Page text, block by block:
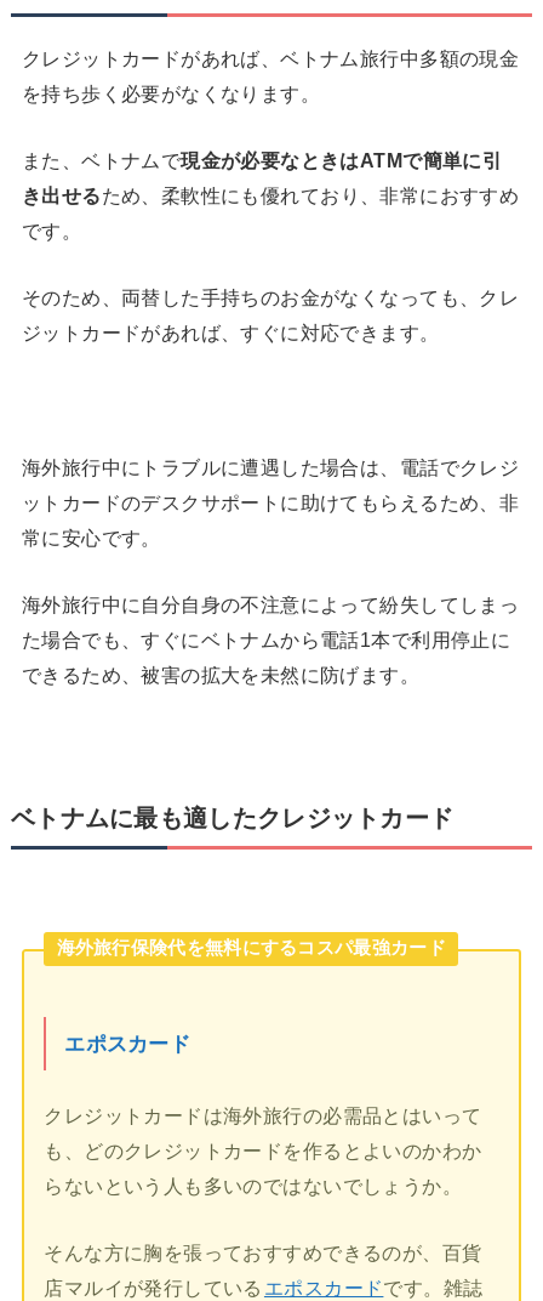
クレジットカードがあれば、ベトナム旅行中多額の現金
を持ち歩く必要がなくなります。
また、ベトナムで現金が必要なときはATMで簡単に引
き出せるため、柔軟性にも優れており、非常におすすめ
です。
そのため、両替した手持ちのお金がなくなっても、クレ
ジットカードがあれば、すぐに対応できます。
海外旅行中にトラブルに遭遇した場合は、電話でクレジ
ットカードのデスクサポートに助けてもらえるため、非
常に安心です。
海外旅行中に自分自身の不注意によって紛失してしまっ
た場合でも、すぐにベトナムから電話1本で利用停止に
できるため、被害の拡大を未然に防げます。
ベトナムに最も適したクレジットカード
海外旅行保険代を無料にするコスパ最強カード
エポスカード
クレジットカードは海外旅行の必需品とはいって
も、どのクレジットカードを作るとよいのかわか
らないという人も多いのではないでしょうか。
そんな方に胸を張っておすすめできるのが、百貨
店マルイが発行している エポスカードです。雑誌